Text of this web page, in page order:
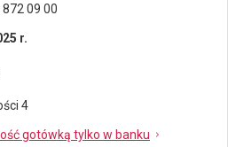
872 09 00
r.
4
gotówką tylko w banku